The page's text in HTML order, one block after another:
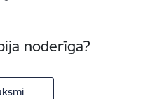
noderīga?